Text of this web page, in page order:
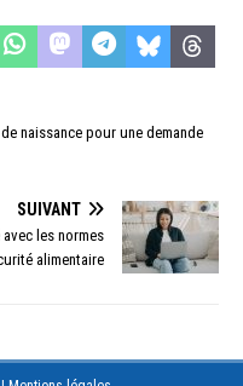
naissance pour une demande
SUIVANT
les normes
alimentaire